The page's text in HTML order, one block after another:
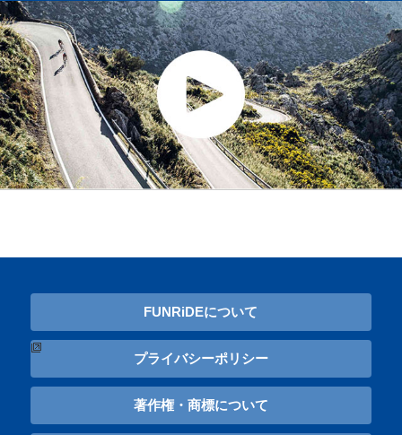
FUNRiDEについて
プライバシーポリシー
著作権・商標について